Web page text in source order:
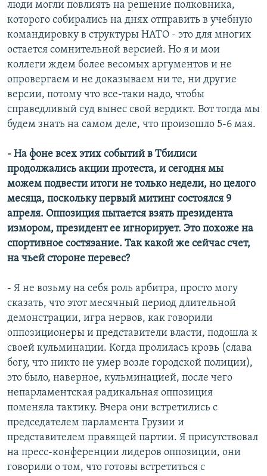
люди могли повлиять на решение полковника,
которого собирались на днях отправить в учебную
командировку в структуры НАТО - это для многих
остается сомнительной версией. Но я и мои
коллеги ждем более весомых аргументов и не
опровергаем и не доказываем ни те, ни другие
версии, потому что все-таки надо, чтобы
справедливый суд вынес свой вердикт. Вот тогда мы
будем знать на самом деле, что произошло 5-6 мая.
- На фоне всех этих событий в Тбилиси
продолжались акции протеста, и сегодня мы
можем подвести итоги не только недели, но целого
месяца, поскольку первый митинг состоялся 9
апреля. Оппозиция пытается взять президента
измором, президент ее игнорирует. Это похоже на
спортивное состязание. Так какой же сейчас счет,
на чьей стороне перевес?
- Я не возьму на себя роль арбитра, просто могу
сказать, что этот месячный период длительной
демонстрации, игра нервов, как говорили
оппозиционеры и представители власти, подошла к
своей кульминации. Когда пролилась кровь (слава
богу, что никто не умер возле городской полиции),
это было, наверное, кульминацией, после чего
непарламентская радикальная оппозиция
поменяла тактику. Вчера они встретились с
председателем парламента Грузии и
представителем правящей партии. Я присутствовал
на пресс-конференции лидеров оппозиции, они
говорили о том, что готовы встретиться с